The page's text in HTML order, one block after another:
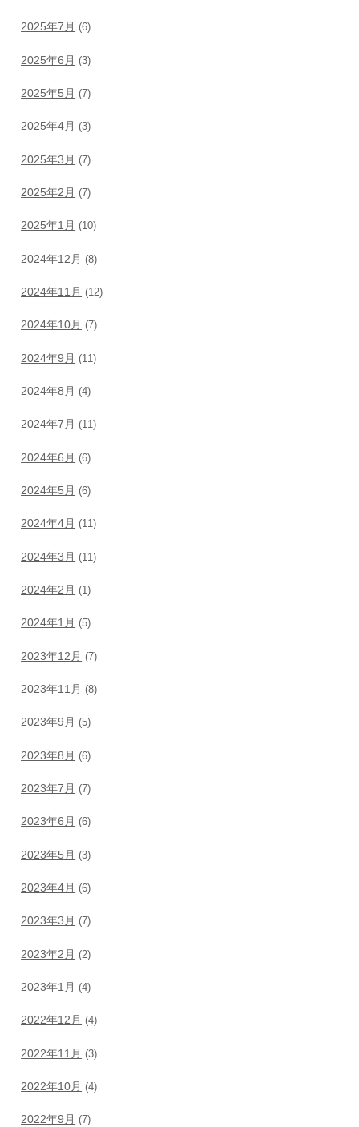
2025年7月 (6)
2025年6月 (3)
2025年5月 (7)
2025年4月 (3)
2025年3月 (7)
2025年2月 (7)
2025年1月 (10)
2024年12月 (8)
2024年11月 (12)
2024年10月 (7)
2024年9月 (11)
2024年8月 (4)
2024年7月 (11)
2024年6月 (6)
2024年5月 (6)
2024年4月 (11)
2024年3月 (11)
2024年2月 (1)
2024年1月 (5)
2023年12月 (7)
2023年11月 (8)
2023年9月 (5)
2023年8月 (6)
2023年7月 (7)
2023年6月 (6)
2023年5月 (3)
2023年4月 (6)
2023年3月 (7)
2023年2月 (2)
2023年1月 (4)
2022年12月 (4)
2022年11月 (3)
2022年10月 (4)
2022年9月 (7)